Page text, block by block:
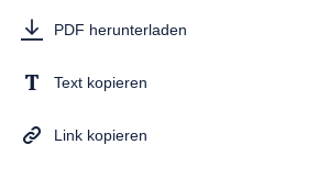
PDF herunterladen
Text kopieren
Link kopieren